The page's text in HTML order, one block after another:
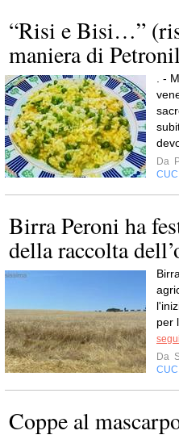
“Risi e Bisi…”
maniera di
. -
Da
Birra Peroni ha
della raccolta
per
Da
Coppe al